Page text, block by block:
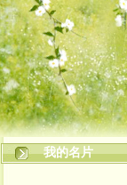
我的名片